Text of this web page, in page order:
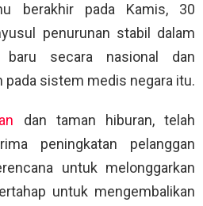
berakhir pada Kamis, 30
penurunan stabil dalam
secara nasional dan
pada sistem medis negara itu.
dan taman hiburan, telah
peningkatan pelanggan
untuk melonggarkan
untuk mengembalikan